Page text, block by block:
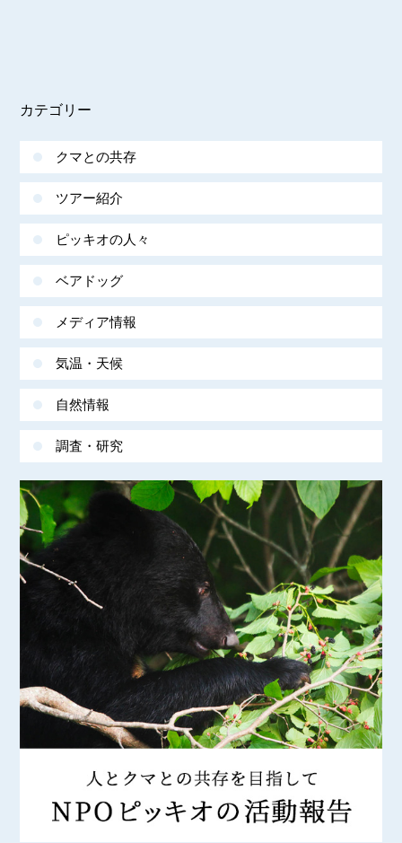
カテゴリー
クマとの共存
ツアー紹介
ピッキオの人々
ベアドッグ
メディア情報
気温・天候
自然情報
調査・研究